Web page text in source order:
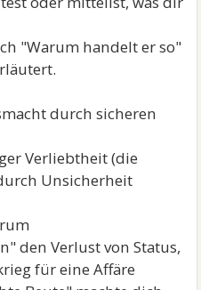
"Warum handelt er so"
durch sicheren
Verliebtheit (die
Unsicherheit
den Verlust von Status,
für eine Affäre